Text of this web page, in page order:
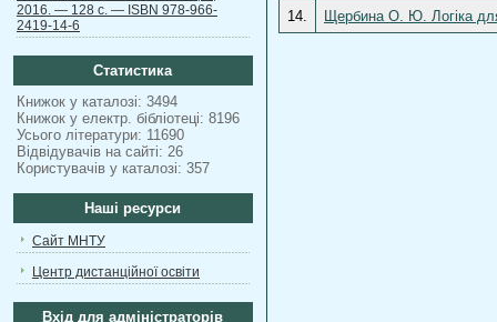
2016. — 128 с. — ISBN 978-966-
2419-14-6
Статистика
Книжок у каталозі: 3494
Книжок у електр. бібліотеці: 8196
Усього літератури: 11690
Відвідувачів на сайті: 26
Користувачів у каталозі: 357
Наші ресурси
Сайт МНТУ
Центр дистанційної освіти
Вхід для адміністраторів
14.
Щербина О. Ю. Логіка